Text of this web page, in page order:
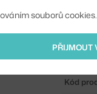
Max
Kód
souborů
PŘIJMOUT